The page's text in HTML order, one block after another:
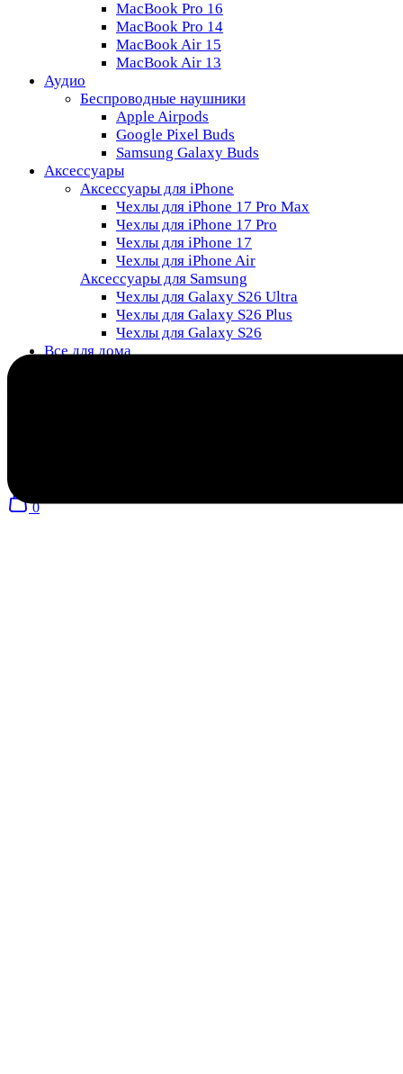
MacBook Pro 16
MacBook Pro 14
MacBook Air 15
MacBook Air 13
Аудио
Беспроводные наушники
Apple Airpods
Google Pixel Buds
Samsung Galaxy Buds
Аксессуары
Аксессуары для iPhone
Чехлы для iPhone 17 Pro Max
Чехлы для iPhone 17 Pro
Чехлы для iPhone 17
Чехлы для iPhone Air
Аксессуары для Samsung
Чехлы для Galaxy S26 Ultra
Чехлы для Galaxy S26 Plus
Чехлы для Galaxy S26
Все для дома
Поиск
0